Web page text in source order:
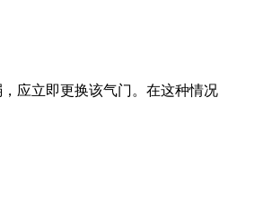
应立即更换该气门。在这种情况